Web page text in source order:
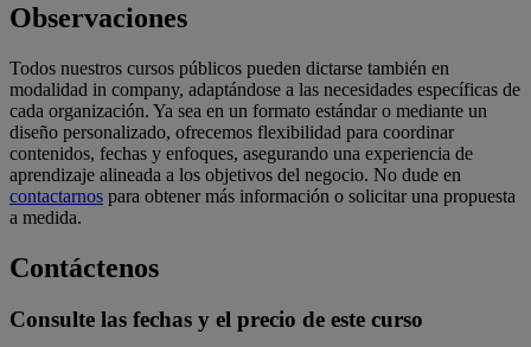
Observaciones
Todos nuestros cursos públicos pueden dictarse también en
modalidad in company, adaptándose a las necesidades específicas de
cada organización. Ya sea en un formato estándar o mediante un
diseño personalizado, ofrecemos flexibilidad para coordinar
contenidos, fechas y enfoques, asegurando una experiencia de
aprendizaje alineada a los objetivos del negocio. No dude en
contactarnos para obtener más información o solicitar una propuesta
a medida.
Contáctenos
Consulte las fechas y el precio de este curso